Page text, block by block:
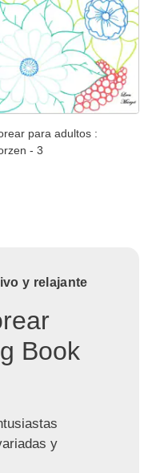
para adultos :
- 3
y relajante
Book
y